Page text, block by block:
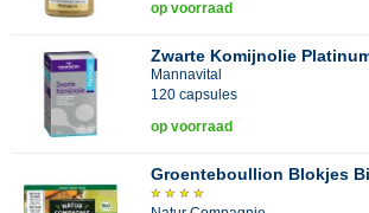
op voorraad
Zwarte Komijnolie
Mannavital
120 capsules
op voorraad
Groenteboullion Blokjes